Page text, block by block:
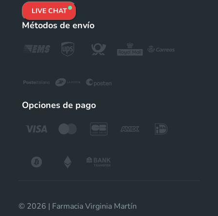
LIVE CHAT
Métodos de envío
Opciones de pago
© 2026 | Farmacia Virginia Martín